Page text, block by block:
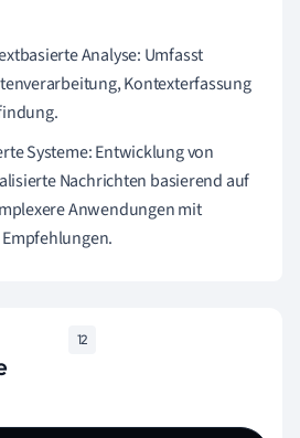
Analyse: Umfasst
Kontexterfassung
Systeme: Entwicklung von
Nachrichten basierend auf
Anwendungen mit
12